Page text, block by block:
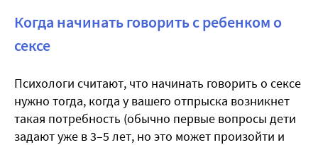
Когда начинать говорить с ребенком о
сексе
Психологи считают, что начинать говорить о сексе
нужно тогда, когда у вашего отпрыска возникнет
такая потребность (обычно первые вопросы дети
задают уже в 3–5 лет, но это может произойти и